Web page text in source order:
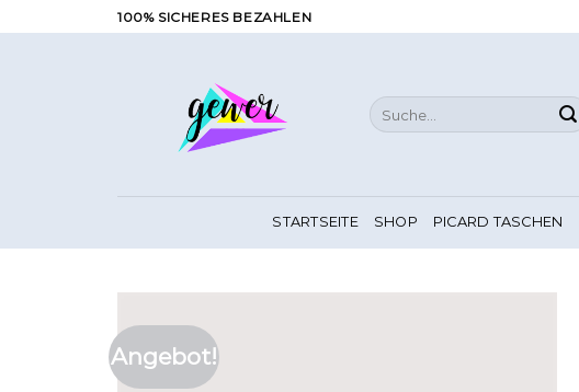
Inhalt
100% SICHERES BEZAHLEN
Suche
nach:
STARTSEITE SHOP PICARD TASCHEN
Angebot!